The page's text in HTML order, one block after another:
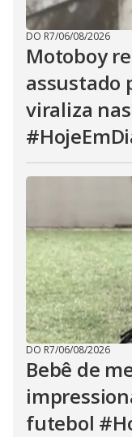
DO R7/06/08/2026
Motoboy
assustado
viraliza
DO R7/06/08/2026
Bebê de
futebol